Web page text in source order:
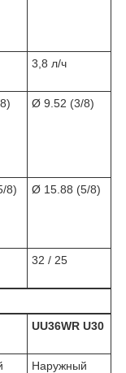
3,8 л/ч
Ø 9.52 (3/8)
8) Ø 15.88 (5/8)
32 / 25
UU36WR U30
Наружный